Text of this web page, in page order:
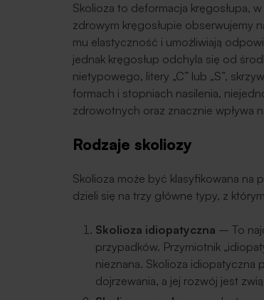
Skolioza to deformacja kręgosłupa,
zdrowym kręgosłupie obserwujemy
mu elastyczność i umożliwiają
jednak kręgosłup odchyla się od
nietypowego, litery „C” lub „S”,
formach i stopniach nasilenia,
zdrowotnych oraz znacznie wpływa
Rodzaje skoliozy
Skolioza może być klasyfikowana na
dzieli się na trzy główne typy, z
Skolioza idiopatyczna – To
przypadków. Przymiotnik
nieznana. Skolioza idiopatyczna
dojrzewania, a jej rozwój jest